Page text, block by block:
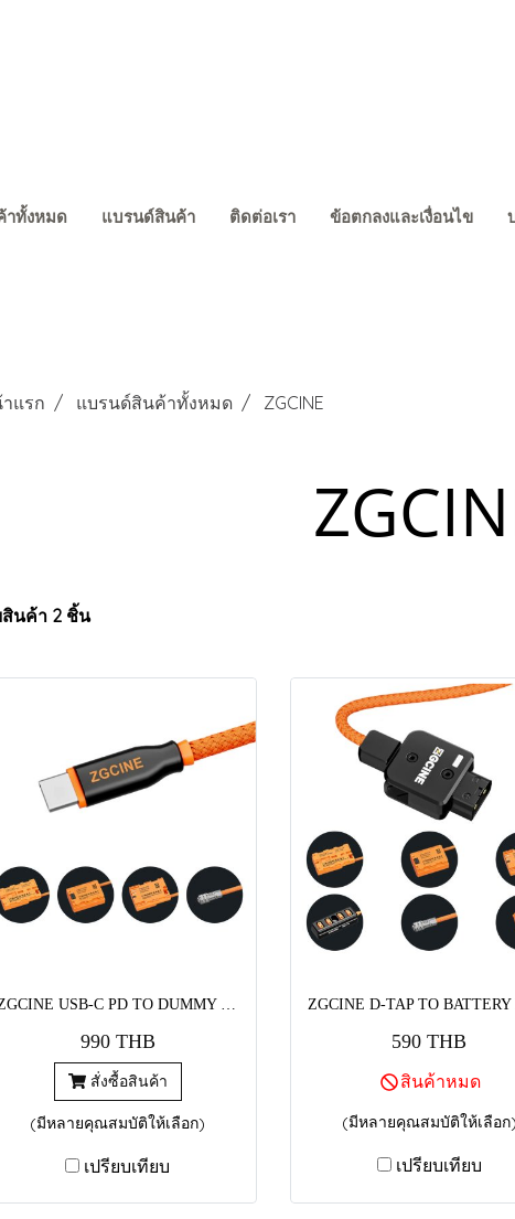
าทั้งหมด แบรนด์สินค้า ติดต่อเรา ข้อตกลงและเงื่อนไข
แรก แบรนด์สินค้าทั้งหมด ZGCINE
นค้า 2 ชิ้น
ZGCINE USB-C PD TO DUMMY BATTERY
990 THB
สั่งซื้อสินค้า
(มีหลายคุณสมบัติให้เลือก)
เปรียบเทียบ
590 THB
สินค้าหมด
(มีหลายคุณสมบัติให้เลือก)
เปรียบเทียบ